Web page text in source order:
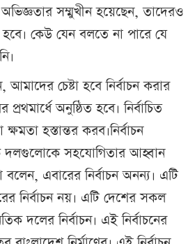
অভিজ্ঞতার সম্মুখীন হয়েছেন, তাদেরও
কেউ যেন বলতে না পারে যে
চেষ্টা হবে নির্বাচন করার
প্রথমার্ধে অনুষ্ঠিত হবে। নির্বাচিত
হস্তান্তর করব।নির্বাচন
সহযোগিতার আহ্বান
বলেন, এবারের নির্বাচন অনন্য। এটি
নির্বাচন নয়। এটি দেশের সকল
দলের নির্বাচন। এই নির্বাচনের